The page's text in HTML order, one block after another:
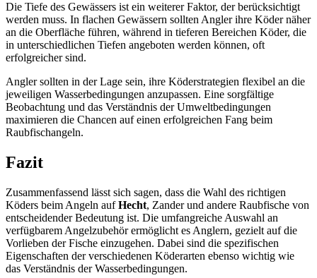
Die Tiefe des Gewässers ist ein weiterer Faktor, der berücksichtigt
werden muss. In flachen Gewässern sollten Angler ihre Köder näher
an die Oberfläche führen, während in tieferen Bereichen Köder, die
in unterschiedlichen Tiefen angeboten werden können, oft
erfolgreicher sind.
Angler sollten in der Lage sein, ihre Köderstrategien flexibel an die
jeweiligen Wasserbedingungen anzupassen. Eine sorgfältige
Beobachtung und das Verständnis der Umweltbedingungen
maximieren die Chancen auf einen erfolgreichen Fang beim
Raubfischangeln.
Fazit
Zusammenfassend lässt sich sagen, dass die Wahl des richtigen
Köders beim Angeln aufHecht, Zander und andere Raubfische von
entscheidender Bedeutung ist. Die umfangreiche Auswahl an
verfügbarem Angelzubehör ermöglicht es Anglern, gezielt auf die
Vorlieben der Fische einzugehen. Dabei sind die spezifischen
Eigenschaften der verschiedenen Köderarten ebenso wichtig wie
das Verständnis der Wasserbedingungen.